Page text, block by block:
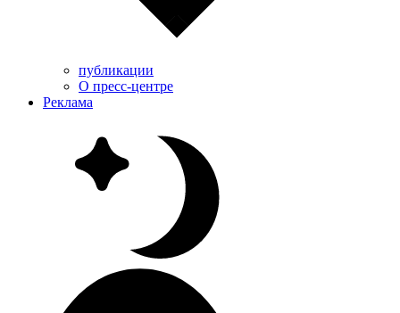
публикации
О пресс-центре
Реклама